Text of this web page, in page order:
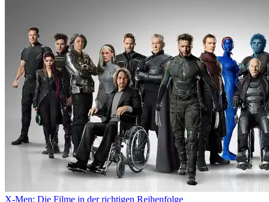
X-Men: Die Filme in der richtigen Reihenfolge